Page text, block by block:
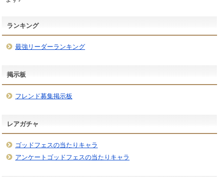
ランキング
最強リーダーランキング
掲示板
フレンド募集掲示板
レアガチャ
ゴッドフェスの当たりキャラ
アンケートゴッドフェスの当たりキャラ